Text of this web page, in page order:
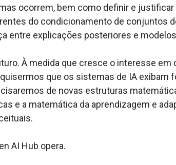
ocorrem, bem como definir e
do condicionamento de conjuntos
entre explicações posteriores e
À medida que cresce o interesse
que os sistemas de IA exibam
de novas estruturas
e a matemática da aprendizagem e
AI Hub opera.